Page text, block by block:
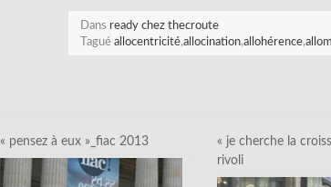
Dans ready chez thecroute
Tagué allocentricité,allocination,allohérence,
« pensez à eux »_fiac 2013
« je cherche la
rivoli